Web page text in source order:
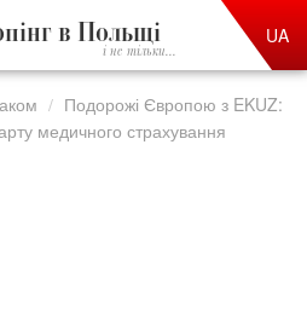
в Польщі
і не тільки...
UA
Подорожі Європою з EKUZ:
медичного страхування